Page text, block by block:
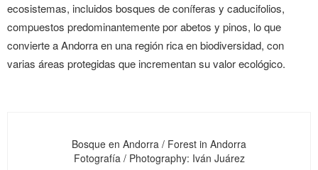
ecosistemas, incluidos bosques de coníferas y caducifolios,
compuestos predominantemente por abetos y pinos, lo que
convierte a Andorra en una región rica en biodiversidad, con
varias áreas protegidas que incrementan su valor ecológico.
Bosque en Andorra / Forest in Andorra
Fotografía / Photography: Iván Juárez